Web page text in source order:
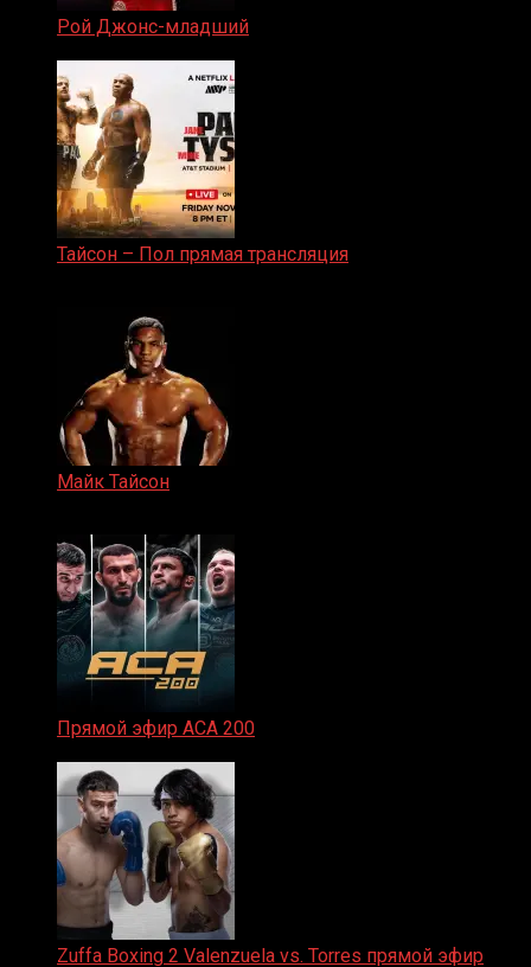
Рой Джонс-младший
Тайсон – Пол прямая трансляция
Майк Тайсон
Прямой эфир ACA 200
Zuffa Boxing 2 Valenzuela vs. Torres прямой эфир